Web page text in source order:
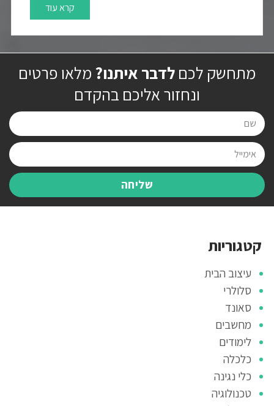
קרא עוד
מתחשק לכםלדבר איתנו?מלאו פרטים
ונחזור אליכם בהקדם
שליחה
קטגוריות
עיצוב הבית
סלולרי
סאונד
מחשבים
לימודים
כלכלה
כלי נגינה
טכנולוגיה